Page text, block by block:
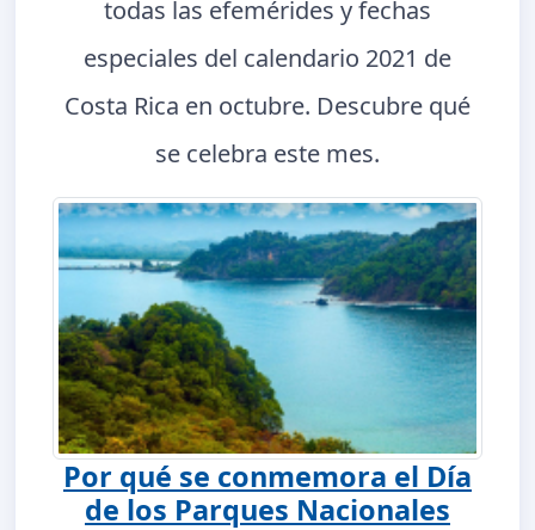
todas las efemérides y fechas
especiales del calendario 2021 de
Costa Rica en octubre. Descubre qué
se celebra este mes.
Por qué se conmemora el Día
de los Parques Nacionales